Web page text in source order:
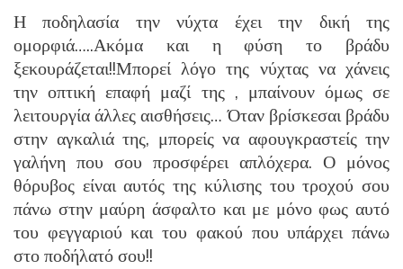
Η ποδηλασία την νύχτα έχει την δική της
ομορφιά…..Ακόμα και η φύση το βράδυ
ξεκουράζεται!!Μπορεί λόγο της νύχτας να χάνεις
την οπτική επαφή μαζί της , μπαίνουν όμως σε
λειτουργία άλλες αισθήσεις… Όταν βρίσκεσαι βράδυ
στην αγκαλιά της, μπορείς να αφουγκραστείς την
γαλήνη που σου προσφέρει απλόχερα. Ο μόνος
θόρυβος είναι αυτός της κύλισης του τροχού σου
πάνω στην μαύρη άσφαλτο και με μόνο φως αυτό
του φεγγαριού και του φακού που υπάρχει πάνω
στο ποδήλατό σου!!